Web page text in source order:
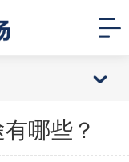
哪些？